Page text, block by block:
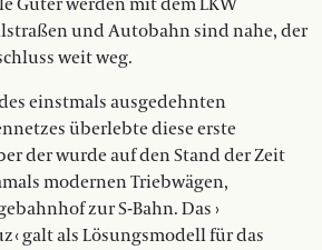
Güter werden mit dem LKW
und Autobahn sind nahe, der
weit weg.
einstmals ausgedehnten
überlebte diese erste
der wurde auf den Stand der Zeit
modernen Triebwägen,
zur S-Bahn. Das ›
‹ galt als Lösungsmodell für das